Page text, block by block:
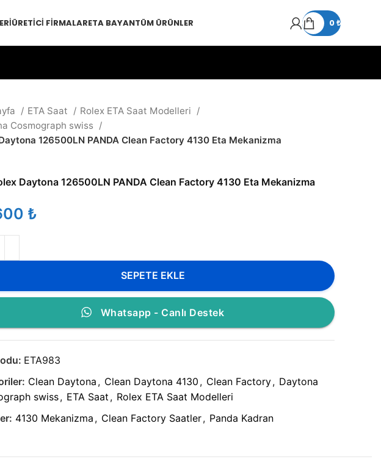
ÜRETICI FIRMALARETA BAYANTÜM ÜRÜNLER 0₺
ETA Saat
Rolex ETA Saat Modelleri
Cosmograph swiss
126500LN PANDA Clean Factory 4130 Eta Mekanizma
Daytona 126500LN PANDA Clean Factory 4130 Eta Mekanizma
₺
SEPETE EKLE
Whatsapp - Canlı Destek
ETA983
Clean Daytona , Clean Daytona 4130 , Clean Factory, Daytona
swiss, ETA Saat , Rolex ETA Saat Modelleri
4130 Mekanizma , Clean Factory Saatler, Panda Kadran